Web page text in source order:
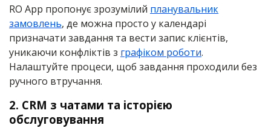
RO App пропонує зрозумілий планувальник
замовлень, де можна просто у календарі
призначати завдання та вести запис клієнтів,
уникаючи конфліктів з графіком роботи.
Налаштуйте процеси, щоб завдання проходили без
ручного втручання.
2. CRM з чатами та історією
обслуговування